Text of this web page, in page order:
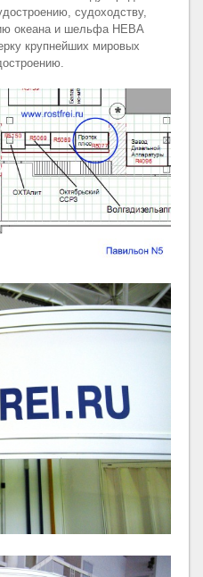
судоходству,
океана и шельфа НЕВА
крупнейших мировых